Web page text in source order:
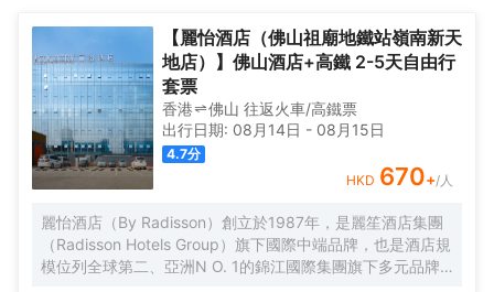
【麗怡酒店（佛山祖廟地鐵站嶺南新天
地店）】佛山酒店+高鐵 2-5天自由行
套票
香港 佛山 往返火車/高鐵票
出行日期: 08月14日 - 08月15日
4.7分
HKD 670+/人
麗怡酒店（By Radisson）創立於1987年，是麗笙酒店集團
（Radisson Hotels Group）旗下國際中端品牌，也是酒店規
模位列全球第二、亞洲N O. 1的錦江國際集團旗下多元品牌